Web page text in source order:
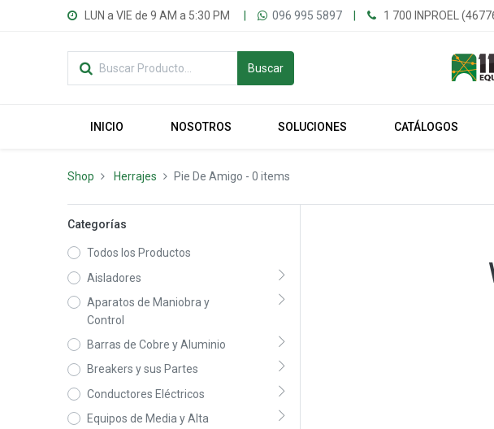
LUN a VIE de 9 AM a 5:30 PM 096 995 5897 1 700 INPROEL
Buscar
INICIO NOSOTROS SOLUCIONES CATÁLOGOS
Shop Herrajes Pie De Amigo - 0 items
Categorías
Todos los Productos
Aisladores
Aparatos de Maniobra y
Control
Barras de Cobre y Aluminio
Breakers y sus Partes
Conductores Eléctricos
Equipos de Media y Alta